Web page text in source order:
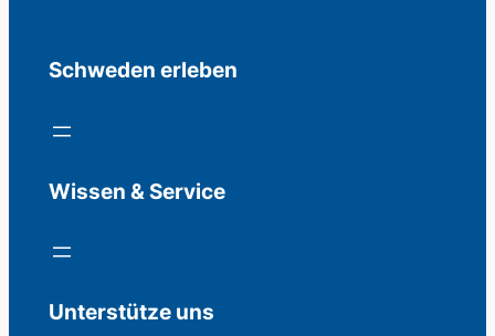
Schweden erleben
Wissen & Service
Unterstütze uns